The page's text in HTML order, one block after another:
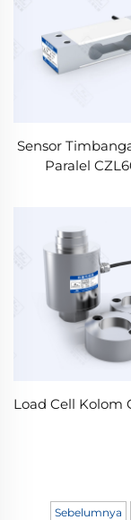
Sensor
Paralel
Load Cell Kolom
Sebelumnya